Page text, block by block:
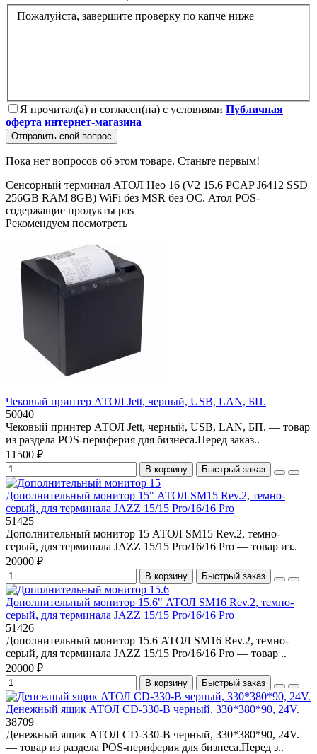
Пожалуйста, завершите проверку по капче ниже
Я прочитал(а) и согласен(на) с условиями Публичная
оферта интернет-магазина
Отправить свой вопрос
Пока нет вопросов об этом товаре. Станьте первым!
Сенсорный терминал АТОЛ Нео 16 (V2 15.6 PCAP J6412 SSD
256GB RAM 8GB) WiFi без MSR без ОС. Атол POS-
содержащие продукты pos
Рекомендуем посмотреть
Чековый принтер АТОЛ Jett, черный, USB, LAN, БП.
50040
Чековый принтер АТОЛ Jett, черный, USB, LAN, БП. — товар
из раздела POS-периферия для бизнеса.Перед заказ..
11500 ₽
В корзину Быстрый заказ
Дополнительный монитор 15" АТОЛ SM15 Rev.2, темно-
серый, для терминала JAZZ 15/15 Pro/16/16 Pro
51425
Дополнительный монитор 15 АТОЛ SM15 Rev.2, темно-
серый, для терминала JAZZ 15/15 Pro/16/16 Pro — товар из..
20000 ₽
В корзину Быстрый заказ
Дополнительный монитор 15.6" АТОЛ SM16 Rev.2, темно-
серый, для терминала JAZZ 15/15 Pro/16/16 Pro
51426
Дополнительный монитор 15.6 АТОЛ SM16 Rev.2, темно-
серый, для терминала JAZZ 15/15 Pro/16/16 Pro — товар ..
20000 ₽
В корзину Быстрый заказ
Денежный ящик АТОЛ CD-330-B черный, 330*380*90, 24V.
38709
Денежный ящик АТОЛ CD-330-B черный, 330*380*90, 24V.
— товар из раздела POS-периферия для бизнеса.Перед з..